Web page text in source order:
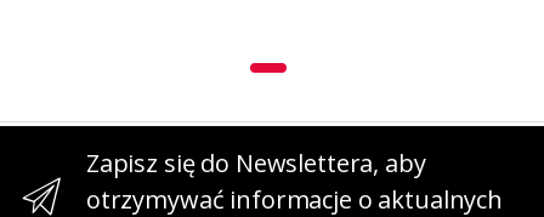
Zapisz się do Newslettera, aby
otrzymywać informacje o aktualnych